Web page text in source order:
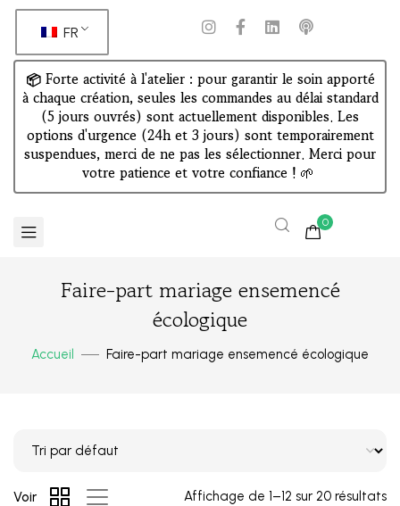
📦 Forte activité à l'atelier : pour garantir le soin apporté
à chaque création, seules les commandes au délai standard
(5 jours ouvrés) sont actuellement disponibles. Les
options d'urgence (24h et 3 jours) sont temporairement
suspendues, merci de ne pas les sélectionner. Merci pour
votre patience et votre confiance ! 🌱
FR
0
Faire-part mariage ensemencé
écologique
Accueil Faire-part mariage ensemencé écologique
Affichage de 1–12 sur 20 résultats
Voir